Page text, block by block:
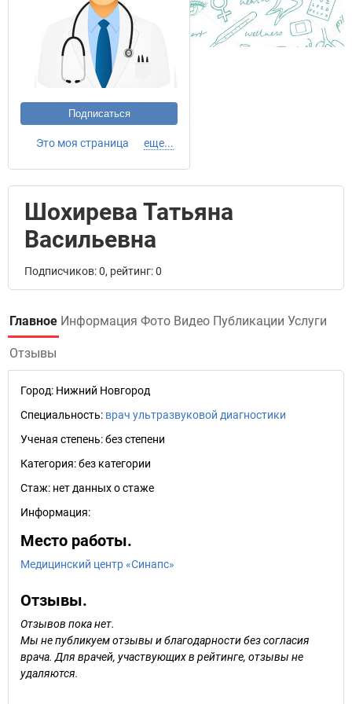
Подписаться
Это моя страница еще...
Шохирева Татьяна
Васильевна
Подписчиков: 0, рейтинг: 0
Главное Информация Фото Видео Публикации Услуги
Отзывы
Город: Нижний Новгород
Специальность: врач ультразвуковой диагностики
Ученая степень:без степени
Категория:без категории
Стаж: нет данных о стаже
Информация:
Место работы.
Медицинский центр «Синапс»
Отзывы.
Отзывов пока нет.
Мы не публикуем отзывы и благодарности без согласия
врача. Для врачей, участвующих в рейтинге, отзывы не
удаляются.